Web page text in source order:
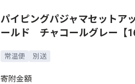
パイピングパジャマセット
ールド チャコールグレー【
常温便 別送
寄附金額